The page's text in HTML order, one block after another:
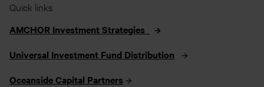
Quick links
AMCHOR Investment Strategies
Universal Investment Fund Distribution
Oceanside Capital Partners